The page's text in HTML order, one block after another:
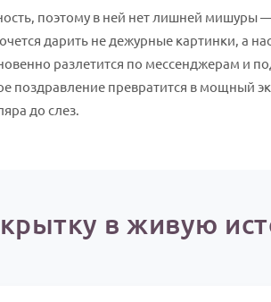
поэтому в ней нет лишней мишуры
дарить не дежурные картинки, а
разлетится по мессенджерам и
поздравление превратится в мощный
до слез.
в живую